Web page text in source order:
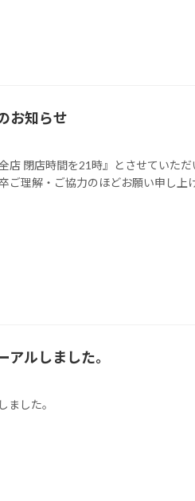
お知らせ
店 閉店時間を21時』とさせていた
ご理解・ご協力のほどお願い申し上
アルしました。
ました。